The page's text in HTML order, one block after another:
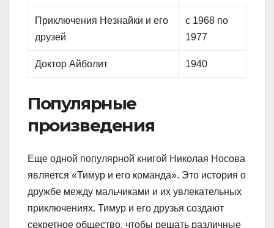
Приключения Незнайки и его
друзей
с 1968 по
1977
Доктор Айболит 1940
Популярные
произведения
Еще одной популярной книгой Николая Носова
является «Тимур и его команда». Это история о
дружбе между мальчиками и их увлекательных
приключениях. Тимур и его друзья создают
секретное общество, чтобы решать различные